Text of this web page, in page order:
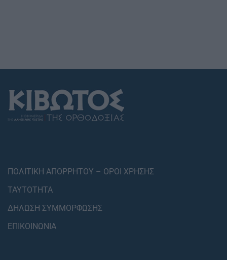
ΠΟΛΙΤΙΚΗ ΑΠΟΡΡΗΤΟΥ – ΟΡΟΙ ΧΡΗΣΗΣ
ΤΑΥΤΟΤΗΤΑ
ΔΗΛΩΣΗ ΣΥΜΜΟΡΦΩΣΗΣ
ΕΠΙΚΟΙΝΩΝΙΑ